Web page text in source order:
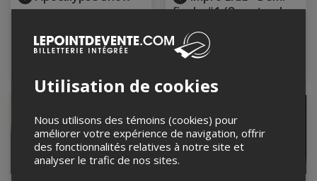
Fermentor, L'Assomption,
finale #1 (8 septembre
8 septembre 2026, 20h00
Aux Angles Ronds, Montréal,
Utilisation de cookies
Nous utilisons des témoins (cookies) pour
améliorer votre expérience de navigation, offrir
des fonctionnalités relatives à notre site et
analyser le trafic de nos sites.